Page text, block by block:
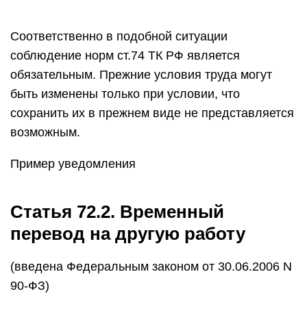
Соответственно в подобной ситуации
соблюдение норм ст.74 ТК РФ является
обязательным. Прежние условия труда могут
быть изменены только при условии, что
сохранить их в прежнем виде не представляется
возможным.
Пример уведомления
Статья 72.2. Временный
перевод на другую работу
(введена Федеральным законом от 30.06.2006 N
90-ФЗ)